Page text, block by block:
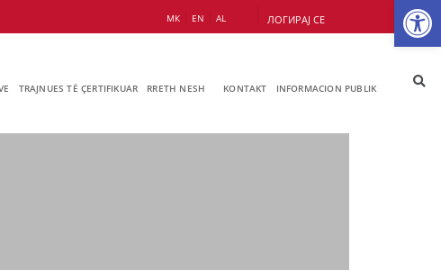
МК EN AL ЛОГИРАЈ СЕ
TRAJNUES TË ÇERTIFIKUAR RRETH NESH KONTAKT INFORMACION PUBLIK